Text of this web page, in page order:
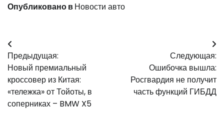
Опубликовано вНовости авто
Навигация
по
записям
Предыдущая:
Новый премиальный
кроссовер из Китая:
«тележка» от Тойоты, в
соперниках – BMW X5
Следующая:
Ошибочка вышла:
Росгвардия не получит
часть функций ГИБДД